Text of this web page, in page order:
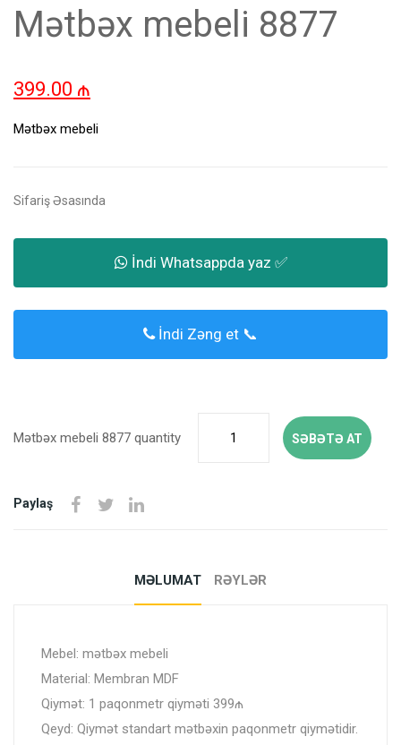
Mətbəx mebeli 8877
399.00 ₼
Mətbəx mebeli
Sifariş Əsasında
İndi Whatsappda yaz ✅
İndi Zəng et 📞
Mətbəx mebeli 8877 quantity SƏBƏTƏ AT
Paylaş
MƏLUMAT RƏYLƏR
Mebel: mətbəx mebeli
Material: Membran MDF
Qiymət: 1 paqonmetr qiyməti 399₼
Qeyd: Qiymət standart mətbəxin paqonmetr qiymətidir.